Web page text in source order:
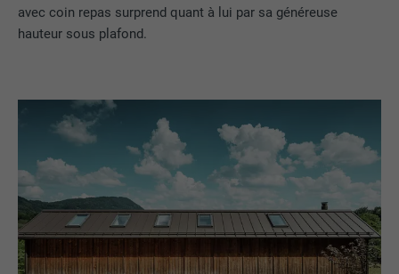
avec coin repas surprend quant à lui par sa généreuse
hauteur sous plafond.